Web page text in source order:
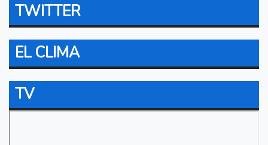
TWITTER
EL CLIMA
TV